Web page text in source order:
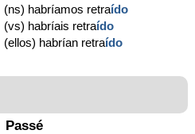
(ns) habríamos retraído
(vs) habríais retraído
(ellos) habrían retraído
Passé